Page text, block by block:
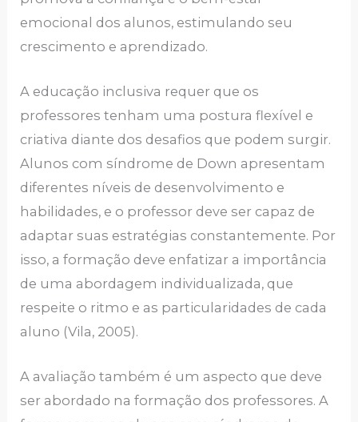
emocional dos alunos, estimulando seu
crescimento e aprendizado.
A educação inclusiva requer que os
professores tenham uma postura flexível e
criativa diante dos desafios que podem surgir.
Alunos com síndrome de Down apresentam
diferentes níveis de desenvolvimento e
habilidades, e o professor deve ser capaz de
adaptar suas estratégias constantemente. Por
isso, a formação deve enfatizar a importância
de uma abordagem individualizada, que
respeite o ritmo e as particularidades de cada
aluno (Vila, 2005).
A avaliação também é um aspecto que deve
ser abordado na formação dos professores. A